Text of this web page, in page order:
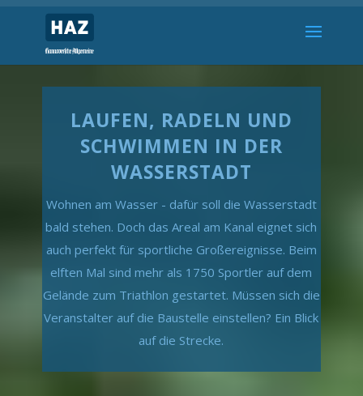
LAUFEN, RADELN UND
SCHWIMMEN IN DER
WASSERSTADT
Wohnen am Wasser - dafür soll die Wasserstadt
bald stehen. Doch das Areal am Kanal eignet sich
auch perfekt für sportliche Großereignisse. Beim
elften Mal sind mehr als 1750 Sportler auf dem
Gelände zum Triathlon gestartet. Müssen sich die
Veranstalter auf die Baustelle einstellen? Ein Blick
auf die Strecke.